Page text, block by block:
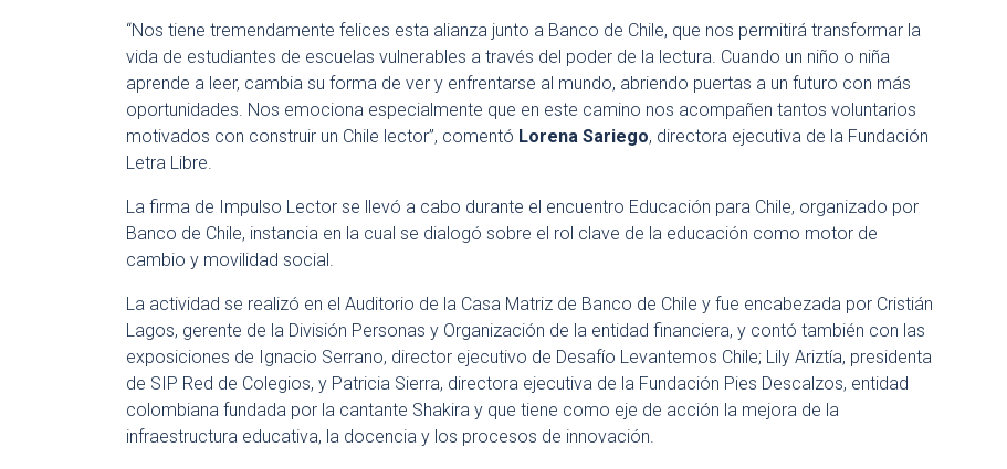
“Nos tiene tremendamente felices esta alianza junto a Banco de Chile, que nos permitirá transformar la
vida de estudiantes de escuelas vulnerables a través del poder de la lectura. Cuando un niño o niña
aprende a leer, cambia su forma de ver y enfrentarse al mundo, abriendo puertas a un futuro con más
oportunidades. Nos emociona especialmente que en este camino nos acompañen tantos voluntarios
motivados con construir un Chile lector”, comentó Lorena Sariego, directora ejecutiva de la Fundación
Letra Libre.
La firma de Impulso Lector se llevó a cabo durante el encuentro Educación para Chile, organizado por
Banco de Chile, instancia en la cual se dialogó sobre el rol clave de la educación como motor de
cambio y movilidad social.
La actividad se realizó en el Auditorio de la Casa Matriz de Banco de Chile y fue encabezada por Cristián
Lagos, gerente de la División Personas y Organización de la entidad financiera, y contó también con las
exposiciones de Ignacio Serrano, director ejecutivo de Desafío Levantemos Chile; Lily Ariztía, presidenta
de SIP Red de Colegios, y Patricia Sierra, directora ejecutiva de la Fundación Pies Descalzos, entidad
colombiana fundada por la cantante Shakira y que tiene como eje de acción la mejora de la
infraestructura educativa, la docencia y los procesos de innovación.